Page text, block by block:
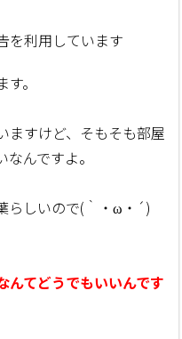
を利用しています
。
ますけど、そもそも部屋
んですよ。
らしいので(｀・ω・´)
んてどうでもいいんです